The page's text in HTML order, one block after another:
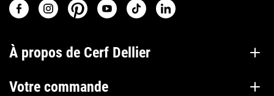
À propos de Cerf Dellier
Votre commande